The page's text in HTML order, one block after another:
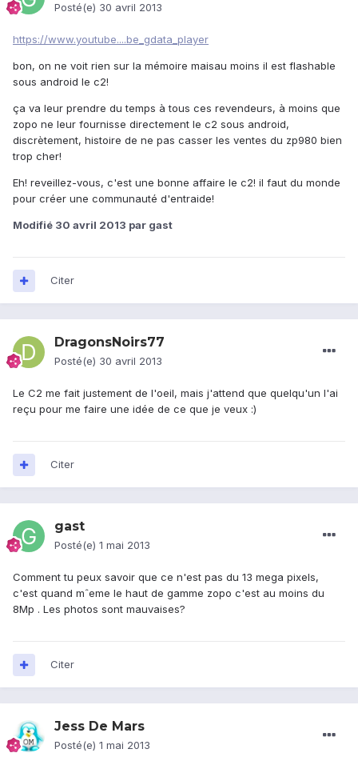
Posté(e) 30 avril 2013
https://www.youtube....be_gdata_player
bon, on ne voit rien sur la mémoire maisau moins il est flashable
sous android le c2!
ça va leur prendre du temps à tous ces revendeurs, à moins que
zopo ne leur fournisse directement le c2 sous android,
discrètement, histoire de ne pas casser les ventes du zp980 bien
trop cher!
Eh! reveillez-vous, c'est une bonne affaire le c2! il faut du monde
pour créer une communauté d'entraide!
Modifié 30 avril 2013 par gast
Citer
DragonsNoirs77
Posté(e) 30 avril 2013
Le C2 me fait justement de l'oeil, mais j'attend que quelqu'un l'ai
reçu pour me faire une idée de ce que je veux :)
Citer
gast
Posté(e) 1 mai 2013
Comment tu peux savoir que ce n'est pas du 13 mega pixels,
c'est quand mˆeme le haut de gamme zopo c'est au moins du
8Mp . Les photos sont mauvaises?
Citer
Jess De Mars
Posté(e) 1 mai 2013